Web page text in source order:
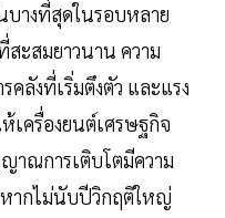
บางที่สุดในรอบหลาย
สะสมยาวนาน ความ
ลังที่เริ่มตึงตัว และแรง
เครื่องยนต์เศรษฐกิจ
ณการเติบโตมีความ
หากไม่นับปีวิกฤติใหญ่